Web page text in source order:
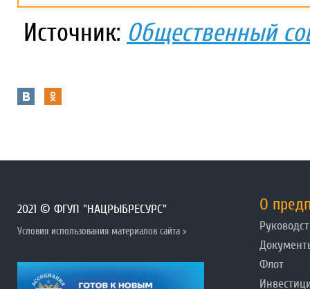
Источник: Общественный
2021 © ФГУП "НАЦРЫБРЕСУРС"
Условия использования материалов сайта >
О
Флот